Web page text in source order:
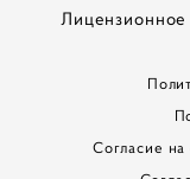
Согласие